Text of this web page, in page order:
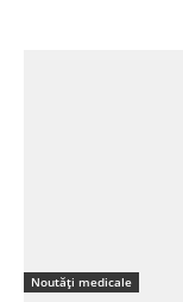
Noutăți medicale